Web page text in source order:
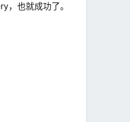
也就成功了。